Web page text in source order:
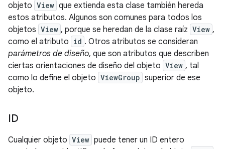
objeto View que extienda esta clase también hereda
estos atributos. Algunos son comunes para todos los
objetos View , porque se heredan de la clase raíz View ,
como el atributo id . Otros atributos se consideran
parámetros de diseño, que son atributos que describen
ciertas orientaciones de diseño del objeto View , tal
como lo define el objeto ViewGroup superior de ese
objeto.
ID
Cualquier objeto View puede tener un ID entero